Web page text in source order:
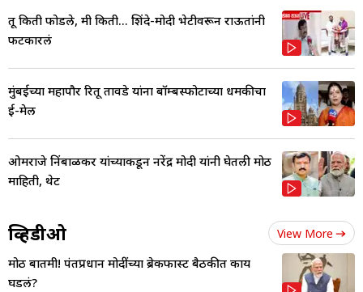
तू किती फोडले, मी किती... शिंदे-मोदी भेटीवरून राऊतांनी
फटकारलं
मुंबईच्या महापौर रितू तावडे यांना बॉम्बस्फोटाच्या धमकीचा
ई-मेल
ओमराजे निंबाळकर यांच्याकडून नरेंद्र मोदी यांनी घेतली मोठी
माहिती, थेट
व्हिडीओ View More
मोठी बातमी! पंतप्रधान मोदींच्या ब्रेकफास्ट बैठकीत काय
घडलं?